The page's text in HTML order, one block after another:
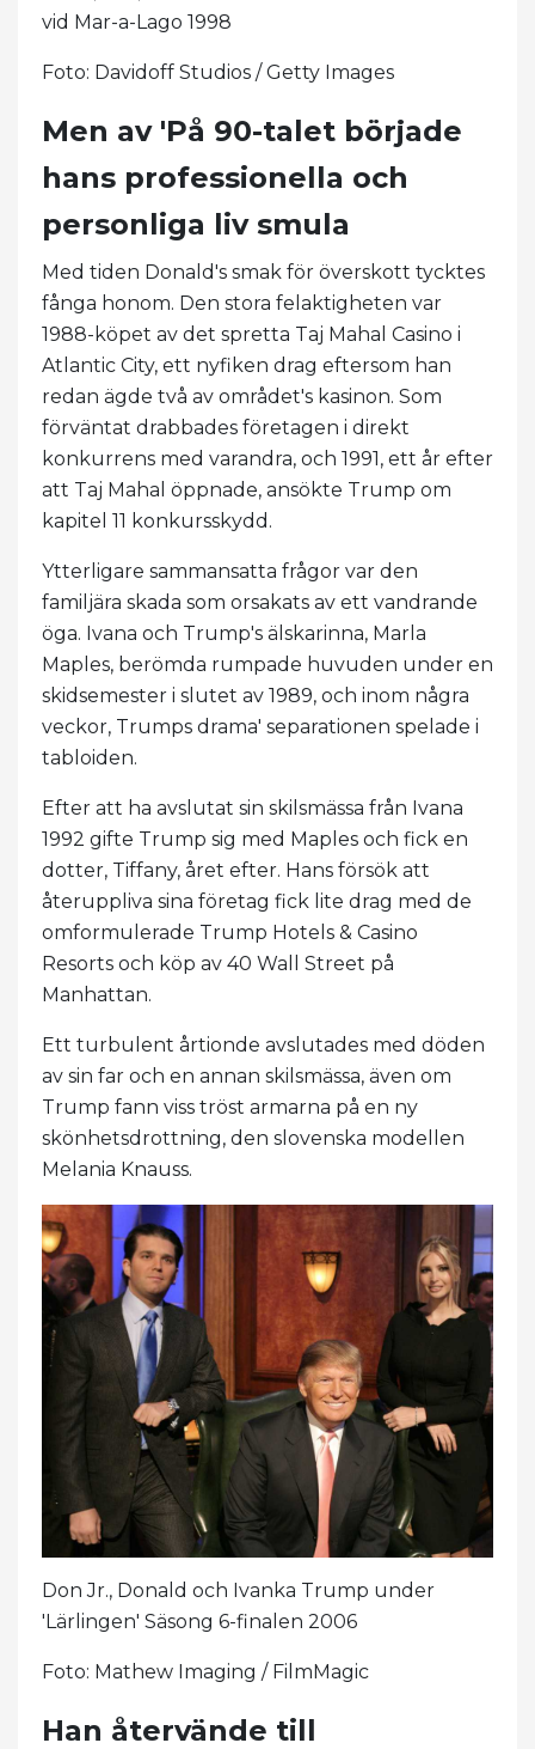
vid Mar-a-Lago 1998
Foto: Davidoff Studios / Getty Images
Men av 'På 90-talet började
hans professionella och
personliga liv smula
Med tiden Donald's smak för överskott tycktes
fånga honom. Den stora felaktigheten var
1988-köpet av det spretta Taj Mahal Casino i
Atlantic City, ett nyfiken drag eftersom han
redan ägde två av området's kasinon. Som
förväntat drabbades företagen i direkt
konkurrens med varandra, och 1991, ett år efter
att Taj Mahal öppnade, ansökte Trump om
kapitel 11 konkursskydd.
Ytterligare sammansatta frågor var den
familjära skada som orsakats av ett vandrande
öga. Ivana och Trump's älskarinna, Marla
Maples, berömda rumpade huvuden under en
skidsemester i slutet av 1989, och inom några
veckor, Trumps drama' separationen spelade i
tabloiden.
Efter att ha avslutat sin skilsmässa från Ivana
1992 gifte Trump sig med Maples och fick en
dotter, Tiffany, året efter. Hans försök att
återuppliva sina företag fick lite drag med de
omformulerade Trump Hotels & Casino
Resorts och köp av 40 Wall Street på
Manhattan.
Ett turbulent årtionde avslutades med döden
av sin far och en annan skilsmässa, även om
Trump fann viss tröst armarna på en ny
skönhetsdrottning, den slovenska modellen
Melania Knauss.
Don Jr., Donald och Ivanka Trump under
'Lärlingen' Säsong 6-finalen 2006
Foto: Mathew Imaging / FilmMagic
Han återvände till